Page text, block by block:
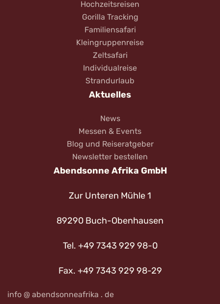
Hochzeitsreisen
Gorilla Tracking
Familiensafari
Kleingruppenreise
Zeltsafari
Individualreise
Strandurlaub
Aktuelles
News
Messen & Events
Blog und Reiseratgeber
Newsletter bestellen
Abendsonne Afrika GmbH
Zur Unteren Mühle 1
89290 Buch-Obenhausen
Tel. +49 7343 929 98-0
Fax. +49 7343 929 98-29
info @ abendsonneafrika . de